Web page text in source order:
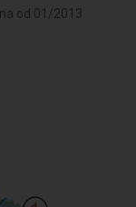
od 01/2013